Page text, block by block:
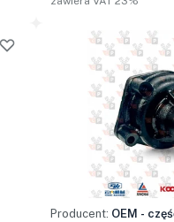
Producent: OEM -